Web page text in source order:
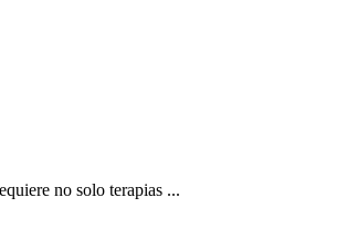
no solo terapias ...